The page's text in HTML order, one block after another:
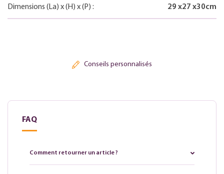
Dimensions (La) x(H) x(P) : 29 x27 x30cm
Conseils personnalisés
FAQ
Comment retourner un article ?